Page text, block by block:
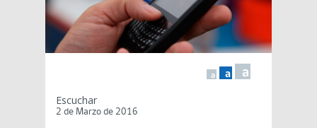
a a a
Escuchar
2 de Marzo de 2016